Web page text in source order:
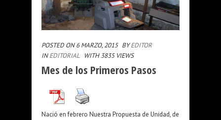
POSTED ON 6 MARZO, 2015 BYEDITOR
INEDITORIAL WITH 3835 VIEWS
Mes de los Primeros Pasos
Nació en febrero Nuestra Propuesta de Unidad, de